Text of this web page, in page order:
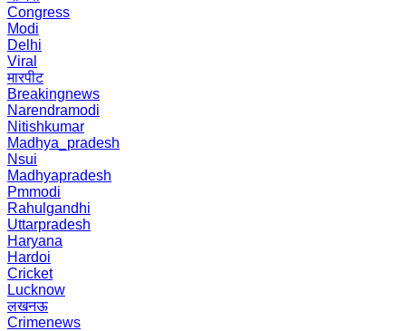
Congress
Modi
Delhi
Viral
मारपीट
Breakingnews
Narendramodi
Nitishkumar
Madhya_pradesh
Nsui
Madhyapradesh
Pmmodi
Rahulgandhi
Uttarpradesh
Haryana
Hardoi
Cricket
Lucknow
लखनऊ
Crimenews